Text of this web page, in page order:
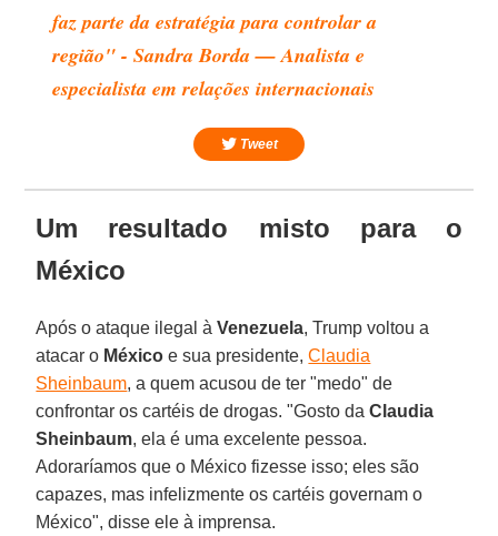
faz parte da estratégia para controlar a
região" - Sandra Borda — Analista e
especialista em relações internacionais
Tweet
Um resultado misto para o
México
Após o ataque ilegal àVenezuela, Trump voltou a
atacar o México e sua presidente,Claudia
Sheinbaum, a quem acusou de ter "medo" de
confrontar os cartéis de drogas. "Gosto daClaudia
Sheinbaum, ela é uma excelente pessoa.
Adoraríamos que o México fizesse isso; eles são
capazes, mas infelizmente os cartéis governam o
México", disse ele à imprensa.